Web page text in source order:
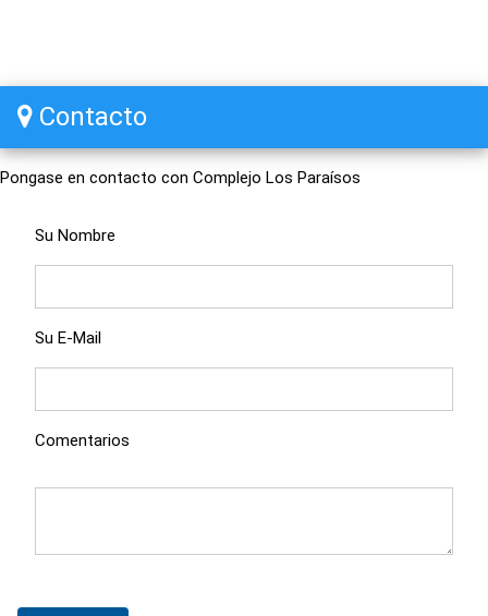
Contacto
Pongase en contacto con Complejo Los Paraísos
Su Nombre
Su E-Mail
Comentarios